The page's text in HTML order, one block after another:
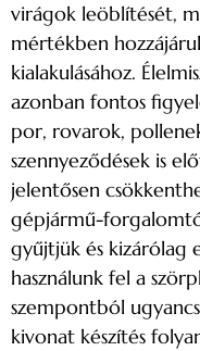
virágok leöblítését,
mértékben
kialakulásához.
azonban fontos
por, rovarok,
szennyeződések is
jelentősen
gépjármű-
gyűjtjük és kizárólag
használunk fel a
szempontból
kivonat készítés